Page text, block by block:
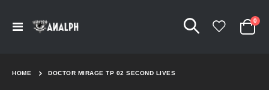
Navigation
Cart
0
HOME DOCTOR MIRAGE TP 02 SECOND LIVES